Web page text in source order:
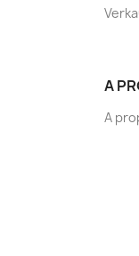
A
A